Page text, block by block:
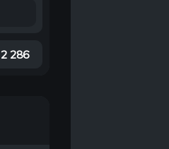
2 286